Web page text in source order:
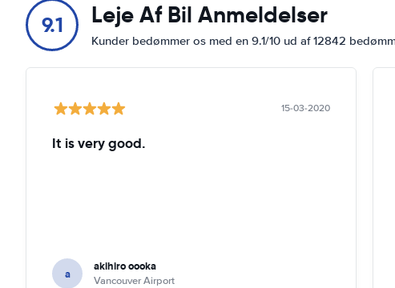
9.1 Leje Af Bil Anmeldelser
Kunder bedømmer os med en 9.1/10 ud af 12842
15-03-2020
It is very good.
a akihiro oooka
Vancouver Airport